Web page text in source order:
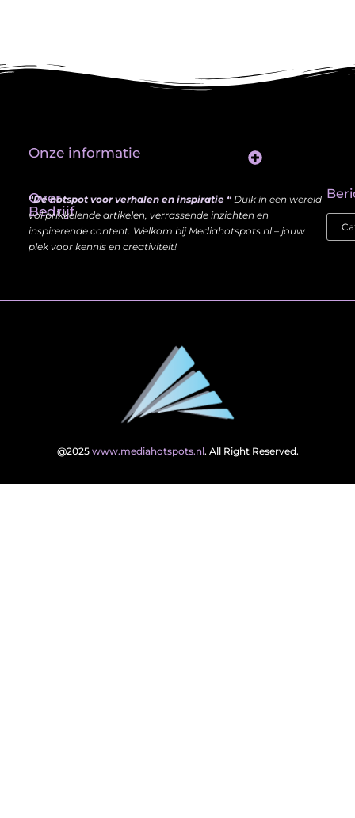
Over
Bedrijf
“Dé hotspot voor verhalen en inspiratie “Duik in een wereld
vol prikkelende artikelen, verrassende inzichten en
inspirerende content. Welkom bij Mediahotspots.nl – jouw
plek voor kennis en creativiteit!
Onze informatie
@2025 www.mediahotspots.nl. All Right Reserved.